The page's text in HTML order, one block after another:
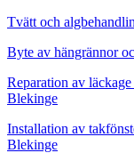
Tvätt och
Byte av hängrännor
Reparation av
Blekinge
Installation av
Blekinge